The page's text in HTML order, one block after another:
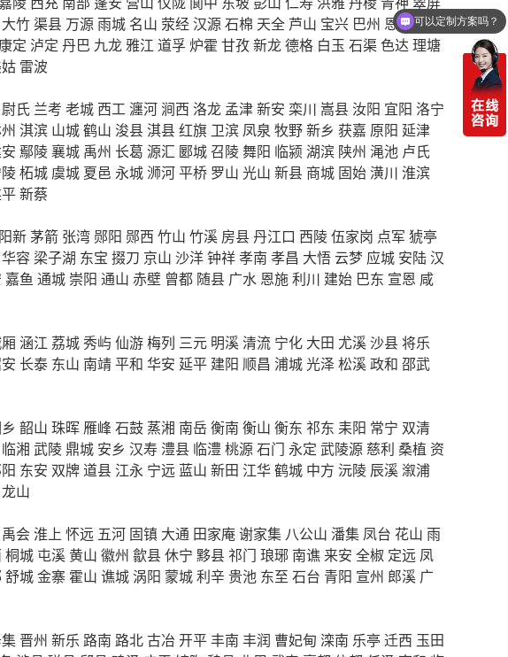
大竹 渠县 万源雨城 名山 荥经汉源石棉 天全 芦山 宝兴 巴州 恩阳平昌
康定 泸定 丹巴 九龙雅江 道孚炉霍 甘孜新龙德格 白玉 石渠色达 理塘
雷波
尉氏 兰考 老城 西工瀍河涧西 洛龙 孟津新安 栾川 嵩县 汝阳 宜阳 洛宁
淇滨 山城鹤山 浚县淇县红旗 卫滨 凤泉 牧野新乡 获嘉 原阳 延津
鄢陵襄城 禹州 长葛 源汇 郾城召陵舞阳 临颍 湖滨 陕州 渑池 卢氏
柘城 虞城 夏邑 永城浉河平桥 罗山 光山 新县 商城 固始潢川 淮滨
新蔡
阳新茅箭 张湾 郧阳 郧西 竹山 竹溪 房县丹江口 西陵伍家岗 点军 猇亭
华容 梁子湖 东宝 掇刀 京山 沙洋钟祥孝南 孝昌 大悟 云梦 应城 安陆汉
嘉鱼 通城 崇阳 通山 赤壁 曾都 随县 广水 恩施利川 建始 巴东 宣恩 咸
涵江 荔城秀屿仙游梅列 三元 明溪清流 宁化 大田 尤溪沙县将乐
长泰 东山 南靖平和 华安 延平 建阳 顺昌 浦城光泽松溪政和 邵武
韶山 珠晖 雁峰 石鼓 蒸湘 南岳衡南 衡山 衡东 祁东 耒阳 常宁 双清
临湘 武陵鼎城 安乡 汉寿 澧县 临澧桃源石门 永定 武陵源 慈利 桑植 资
东安 双牌道县 江永 宁远 蓝山 新田 江华鹤城 中方 沅陵 辰溪 溆浦
龙山
禹会淮上 怀远 五河 固镇 大通 田家庵谢家集 八公山 潘集 凤台 花山 雨
桐城 屯溪黄山 徽州 歙县休宁 黟县祁门 琅琊 南谯 来安 全椒 定远 凤
舒城金寨 霍山 谯城 涡阳 蒙城利辛 贵池 东至 石台 青阳 宣州 郎溪 广
晋州 新乐 路南 路北古冶 开平丰南 丰润 曹妃甸 滦南 乐亭 迁西 玉田
你们电话多少